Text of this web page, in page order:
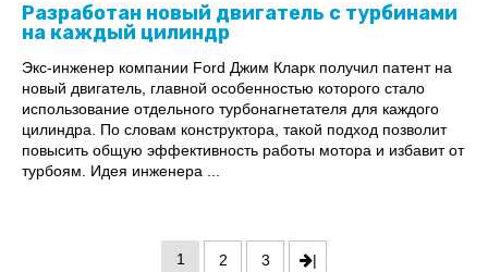
Разработан новый двигатель с турбинами
на каждый цилиндр
Экс-инженер компании Ford Джим Кларк получил патент на
новый двигатель, главной особенностью которого стало
использование отдельного турбонагнетателя для каждого
цилиндра. По словам конструктора, такой подход позволит
повысить общую эффективность работы мотора и избавит от
турбоям. Идея инженера ...
1 2 3 |